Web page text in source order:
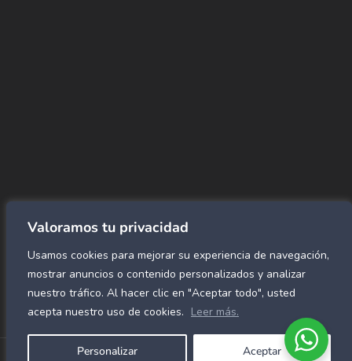
Valoramos tu privacidad
Usamos cookies para mejorar su experiencia de navegación,
mostrar anuncios o contenido personalizados y analizar
nuestro tráfico. Al hacer clic en "Aceptar todo", usted
acepta nuestro uso de cookies. Leer más.
Personalizar Aceptar
Revestimientos para pared
Alfombras Residenciales
Paneles decorativos para pared
Mármol Flex
Caucho para gimnasio
Copyright © 2026 Alfombras Mundiales